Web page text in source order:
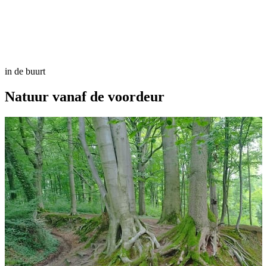
in de buurt
Natuur vanaf de voordeur